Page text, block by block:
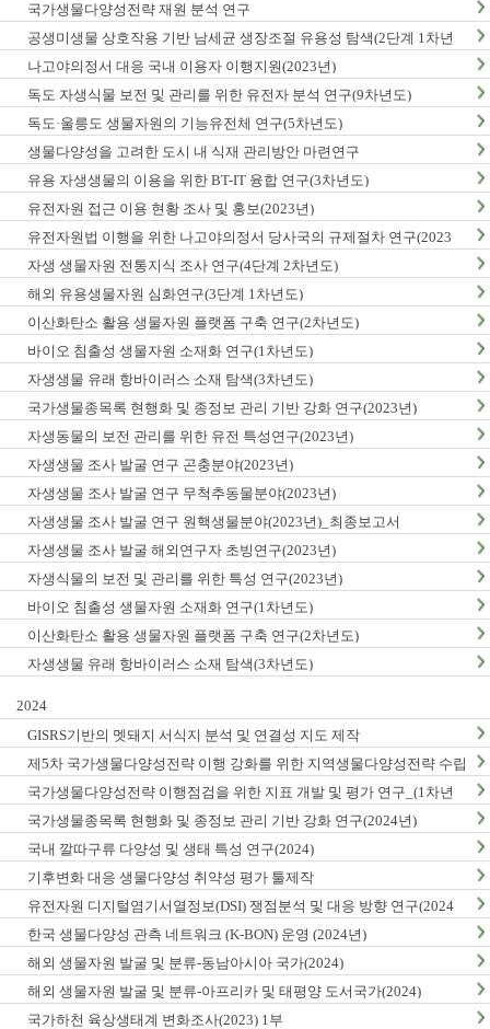
국가생물다양성전략 재원 분석 연구
공생미생물 상호작용 기반 남세균 생장조절 유용성 탐색(2단계 1차년
도)
나고야의정서 대응 국내 이용자 이행지원(2023년)
독도 자생식물 보전 및 관리를 위한 유전자 분석 연구(9차년도)
독도·울릉도 생물자원의 기능유전체 연구(5차년도)
생물다양성을 고려한 도시 내 식재 관리방안 마련연구
유용 자생생물의 이용을 위한 BT-IT 융합 연구(3차년도)
유전자원 접근 이용 현황 조사 및 홍보(2023년)
유전자원법 이행을 위한 나고야의정서 당사국의 규제절차 연구(2023
년)
자생 생물자원 전통지식 조사 연구(4단계 2차년도)
해외 유용생물자원 심화연구(3단계 1차년도)
이산화탄소 활용 생물자원 플랫폼 구축 연구(2차년도)
바이오 침출성 생물자원 소재화 연구(1차년도)
자생생물 유래 항바이러스 소재 탐색(3차년도)
국가생물종목록 현행화 및 종정보 관리 기반 강화 연구(2023년)
자생동물의 보전 관리를 위한 유전 특성연구(2023년)
자생생물 조사 발굴 연구 곤충분야(2023년)
자생생물 조사 발굴 연구 무척추동물분야(2023년)
자생생물 조사 발굴 연구 원핵생물분야(2023년)_최종보고서
자생생물 조사 발굴 해외연구자 초빙연구(2023년)
자생식물의 보전 및 관리를 위한 특성 연구(2023년)
바이오 침출성 생물자원 소재화 연구(1차년도)
이산화탄소 활용 생물자원 플랫폼 구축 연구(2차년도)
자생생물 유래 항바이러스 소재 탐색(3차년도)
2024
GISRS기반의 멧돼지 서식지 분석 및 연결성 지도 제작
제5차 국가생물다양성전략 이행 강화를 위한 지역생물다양성전략 수립
및 이행 방안 연구
국가생물다양성전략 이행점검을 위한 지표 개발 및 평가 연구_(1차년
도)
국가생물종목록 현행화 및 종정보 관리 기반 강화 연구(2024년)
국내 깔따구류 다양성 및 생태 특성 연구(2024)
기후변화 대응 생물다양성 취약성 평가 툴제작
유전자원 디지털염기서열정보(DSI) 쟁점분석 및 대응 방향 연구(2024
년)
한국 생물다양성 관측 네트워크 (K-BON) 운영 (2024년)
해외 생물자원 발굴 및 분류-동남아시아 국가(2024)
해외 생물자원 발굴 및 분류-아프리카 및 태평양 도서국가(2024)
국가하천 육상생태계 변화조사(2023) 1부